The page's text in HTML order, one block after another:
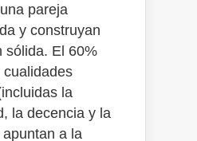
pareja
y construyan
sólida. El 60%
la
la decencia y la
a la